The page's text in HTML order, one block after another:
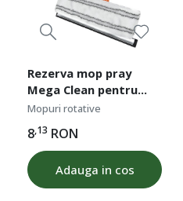
Rezerva mop pray
Mega Clean pentru
geamuri, dimensiune
microfibra
Mopuri rotative
8,13 RON
Adauga in cos